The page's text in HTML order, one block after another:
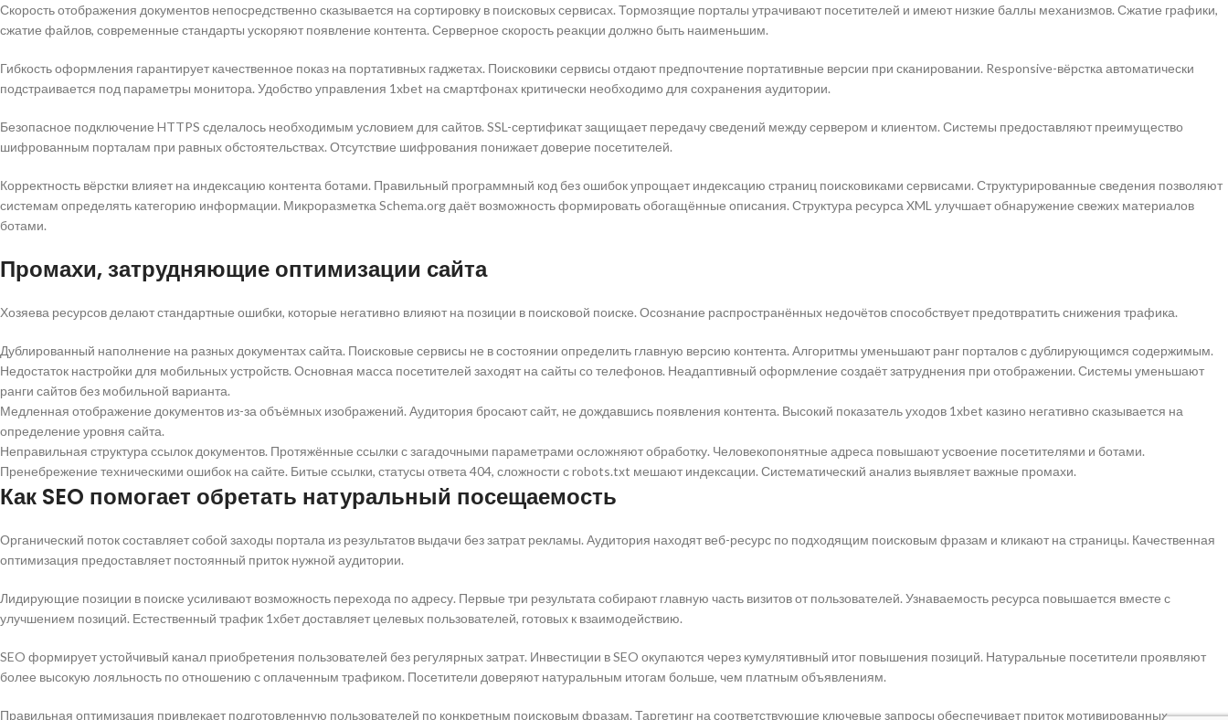
Скорость отображения документов непосредственно сказывается на сортировку в поисковых сервисах. Тормозящие порталы утрачивают посетителей и имеют низкие баллы механизмов. Сжатие графики,
сжатие файлов, современные стандарты ускоряют появление контента. Серверное скорость реакции должно быть наименьшим.
Гибкость оформления гарантирует качественное показ на портативных гаджетах. Поисковики сервисы отдают предпочтение портативные версии при сканировании. Responsive-вёрстка автоматически
подстраивается под параметры монитора. Удобство управления 1xbet на смартфонах критически необходимо для сохранения аудитории.
Безопасное подключение HTTPS сделалось необходимым условием для сайтов. SSL-сертификат защищает передачу сведений между сервером и клиентом. Системы предоставляют преимущество
шифрованным порталам при равных обстоятельствах. Отсутствие шифрования понижает доверие посетителей.
Корректность вёрстки влияет на индексацию контента ботами. Правильный программный код без ошибок упрощает индексацию страниц поисковиками сервисами. Структурированные сведения позволяют
системам определять категорию информации. Микроразметка Schema.org даёт возможность формировать обогащённые описания. Структура ресурса XML улучшает обнаружение свежих материалов
ботами.
Промахи, затрудняющие оптимизации сайта
Хозяева ресурсов делают стандартные ошибки, которые негативно влияют на позиции в поисковой поиске. Осознание распространённых недочётов способствует предотвратить снижения трафика.
Дублированный наполнение на разных документах сайта. Поисковые сервисы не в состоянии определить главную версию контента. Алгоритмы уменьшают ранг порталов с дублирующимся содержимым.
Недостаток настройки для мобильных устройств. Основная масса посетителей заходят на сайты со телефонов. Неадаптивный оформление создаёт затруднения при отображении. Системы уменьшают
ранги сайтов без мобильной варианта.
Медленная отображение документов из-за объёмных изображений. Аудитория бросают сайт, не дождавшись появления контента. Высокий показатель уходов 1xbet казино негативно сказывается на
определение уровня сайта.
Неправильная структура ссылок документов. Протяжённые ссылки с загадочными параметрами осложняют обработку. Человекопонятные адреса повышают усвоение посетителями и ботами.
Пренебрежение техническими ошибок на сайте. Битые ссылки, статусы ответа 404, сложности с robots.txt мешают индексации. Систематический анализ выявляет важные промахи.
Как SEO помогает обретать натуральный посещаемость
Органический поток составляет собой заходы портала из результатов выдачи без затрат рекламы. Аудитория находят веб-ресурс по подходящим поисковым фразам и кликают на страницы. Качественная
оптимизация предоставляет постоянный приток нужной аудитории.
Лидирующие позиции в поиске усиливают возможность перехода по адресу. Первые три результата собирают главную часть визитов от пользователей. Узнаваемость ресурса повышается вместе с
улучшением позиций. Естественный трафик 1хбет доставляет целевых пользователей, готовых к взаимодействию.
SEO формирует устойчивый канал приобретения пользователей без регулярных затрат. Инвестиции в SEO окупаются через кумулятивный итог повышения позиций. Натуральные посетители проявляют
более высокую лояльность по отношению с оплаченным трафиком. Посетители доверяют натуральным итогам больше, чем платным объявлениям.
Правильная оптимизация привлекает подготовленную пользователей по конкретным поисковым фразам. Таргетинг на соответствующие ключевые запросы обеспечивает приток мотивированных